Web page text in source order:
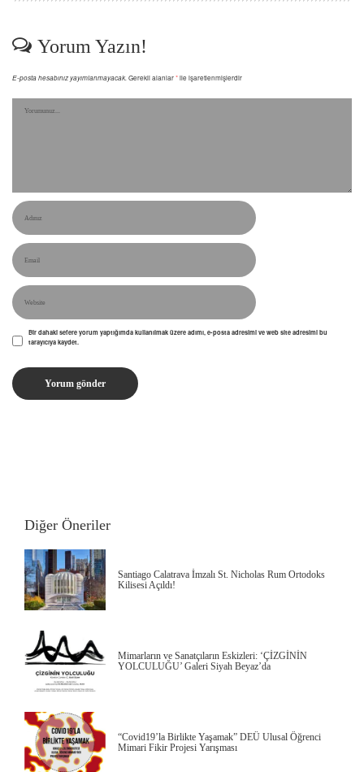
Yorum Yazın!
E-posta hesabınız yayımlanmayacak.Gerekli alanlar*ile işaretlenmişlerdir
Bir dahaki sefere yorum yaptığımda kullanılmak üzere adımı, e-posta adresimi ve web site adresimi bu
tarayıcıya kaydet.
Diğer Öneriler
Santiago Calatrava İmzalı St. Nicholas Rum Ortodoks
Kilisesi Açıldı!
Mimarların ve Sanatçıların Eskizleri: ‘ÇİZGİNİN
YOLCULUĞU’ Galeri Siyah Beyaz’da
“Covid19’la Birlikte Yaşamak” DEÜ Ulusal Öğrenci
Mimari Fikir Projesi Yarışması